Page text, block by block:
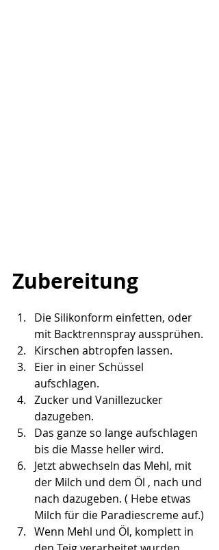
Zubereitung
Die Silikonform einfetten, oder
mit Backtrennspray aussprühen.
Kirschen abtropfen lassen.
Eier in einer Schüssel
aufschlagen.
Zucker und Vanillezucker
dazugeben.
Das ganze so lange aufschlagen
bis die Masse heller wird.
Jetzt abwechseln das Mehl, mit
der Milch und dem Öl , nach und
nach dazugeben. ( Hebe etwas
Milch für die Paradiescreme auf.)
Wenn Mehl und Öl, komplett in